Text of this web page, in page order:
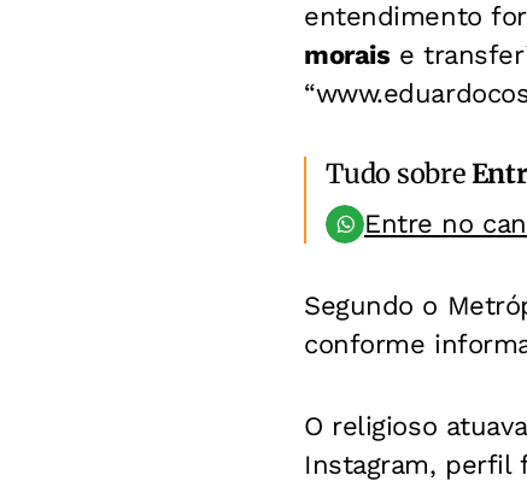
entendimento
morais e
Tudo sobre
Entre no
Segundo o
conforme
O religioso
Instagram, perfil